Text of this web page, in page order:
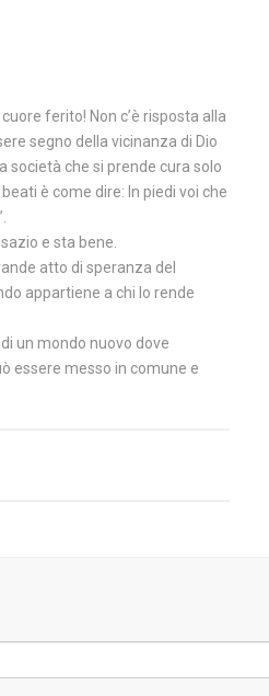
ferito! Non c’è risposta alla
segno della vicinanza di Dio
società che si prende cura solo
è come dire: In piedi voi che
e sta bene.
atto di speranza del
appartiene a chi lo rende
un mondo nuovo dove
essere messo in comune e